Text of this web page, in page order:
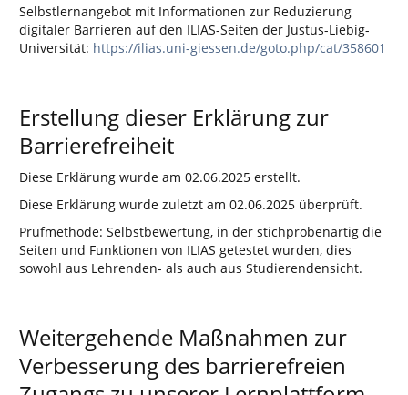
Selbstlernangebot mit Informationen zur Reduzierung
digitaler Barrieren auf den ILIAS-Seiten der Justus-Liebig-
Universität: https://ilias.uni-giessen.de/goto.php/cat/358601
Erstellung dieser Erklärung zur
Barrierefreiheit
Diese Erklärung wurde am 02.06.2025 erstellt.
Diese Erklärung wurde zuletzt am 02.06.2025 überprüft.
Prüfmethode: Selbstbewertung, in der stichprobenartig die
Seiten und Funktionen von ILIAS getestet wurden, dies
sowohl aus Lehrenden- als auch aus Studierendensicht.
Weitergehende Maßnahmen zur
Verbesserung des barrierefreien